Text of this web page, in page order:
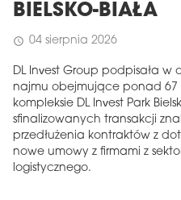
BIELSKO-BIAŁA
schedule 04 sierpnia 2026
DL Invest Group podpisała
najmu obejmujące ponad 67
kompleksie DL Invest Park
sfinalizowanych transakcji
przedłużenia kontraktów z
nowe umowy z firmami z
logistycznego.